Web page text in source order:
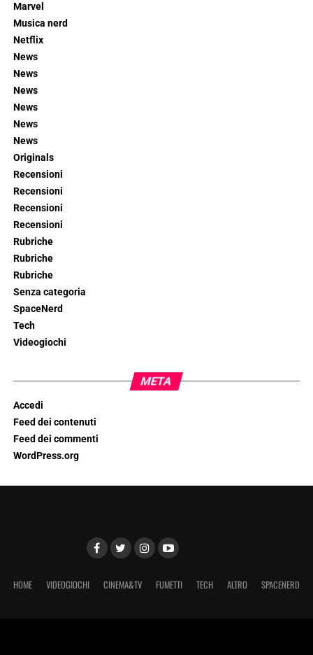
Marvel
Musica nerd
Netflix
News
News
News
News
News
News
Originals
Recensioni
Recensioni
Recensioni
Recensioni
Rubriche
Rubriche
Rubriche
Senza categoria
SpaceNerd
Tech
Videogiochi
META
Accedi
Feed dei contenuti
Feed dei commenti
WordPress.org
HOME VIDEOGIOCHI CINEMA&TV FUMETTI TECH ALTRO SPACENERD